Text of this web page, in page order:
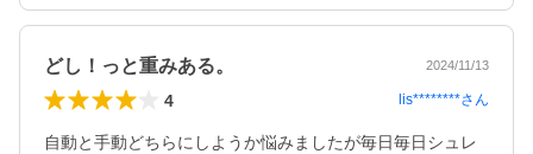
どし！っと重みある。 2024/11/13
4 lis********さん
自動と手動どちらにしようか悩みましたが毎日毎日シュレ